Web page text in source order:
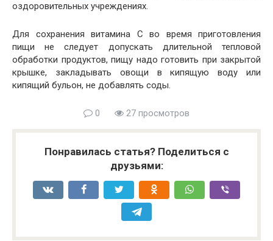
оздоровительных учреждениях.
Для сохранения витамина С во время приготовления
пищи не следует допускать длительной тепловой
обработки продуктов, пищу надо готовить при закрытой
крышке, закладывать овощи в кипящую воду или
кипящий бульон, не добавлять соды.
0 27 просмотров
Понравилась статья? Поделиться с
друзьями: